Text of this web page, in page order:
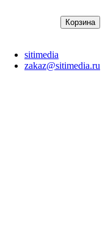
Корзина
sitimedia
zakaz@sitimedia.ru